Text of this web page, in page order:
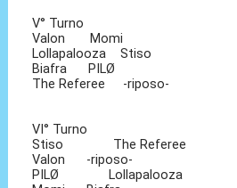
V° Turno
Valon Momi
Lollapalooza Stiso
Biafra PILØ
The Referee -riposo-
VI° Turno
Stiso The Referee
Valon -riposo-
PILØ Lollapalooza